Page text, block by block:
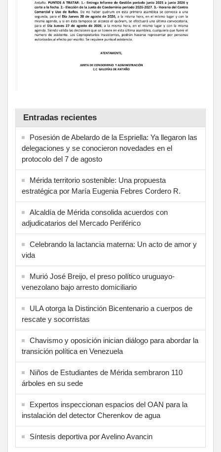
Entradas recientes
Posesión de Abelardo de la Espriella: Ya llegaron las
delegaciones y se conocieron novedades en el
protocolo del 7 de agosto
Mérida territorio sostenible: Una propuesta
estratégica por María Eugenia Febres Cordero R.
Alcaldía de Mérida consolida acuerdos con
adjudicatarios del Mercado Periférico
Celebrando la lactancia materna: Un acto de amor y
vida
Murió José Breijo, el preso político uruguayo-
venezolano bajo arresto domiciliario
ULA otorga la Distinción Bicentenario a cuerpos de
rescate y socorristas
Chavismo y oposición inician diálogo para abordar la
transición política en Venezuela
Niños de Estudiantes de Mérida sembraron 110
árboles en su sede
Expertos inspeccionan espacios del OAN para la
instalación del detector Cherenkov de agua
Síntesis deportiva por Avelino Avancin